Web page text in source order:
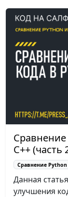
C++ (часть
Сравнение Python
Данная
улучшения